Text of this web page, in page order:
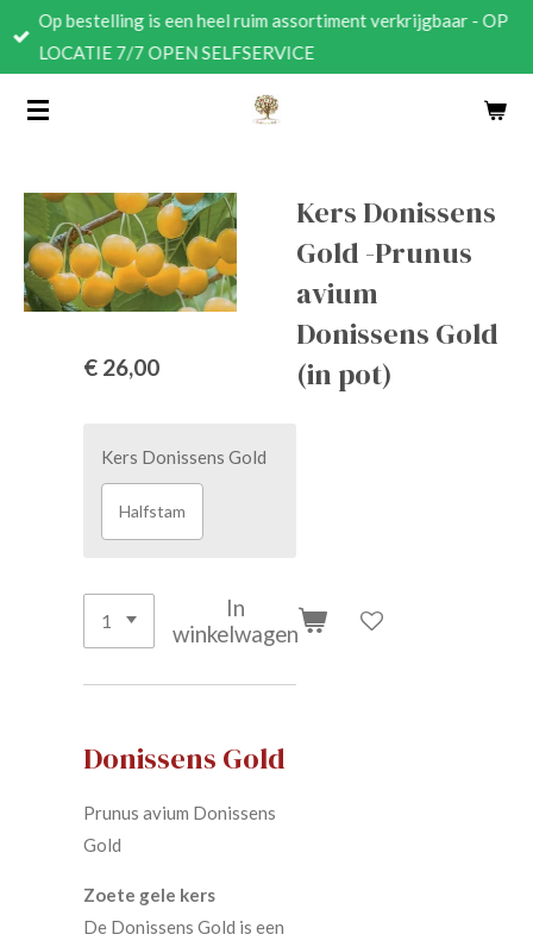
Ga
direct
de
Op bestelling is een heel ruim assortiment verkrijgbaar - OP
LOCATIE 7/7 OPEN SELFSERVICE
Kers Donissens
Gold -Prunus
avium
Donissens Gold
(in pot)
€ 26,00
Kers Donissens Gold
Halfstam
In
winkelwagen
Donissens Gold
Prunus avium Donissens
Gold
Zoete gele kers
De Donissens Gold is een